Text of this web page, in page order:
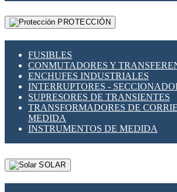
PROTECCIÓN
FUSIBLES
CONMUTADORES Y
ENCHUFES INDUSTRIALES
INTERRUPTORES -
SUPRESORES DE TRANSIENTES
TRANSFORMADORES DE
MEDIDA
INSTRUMENTOS DE MEDIDA
SOLAR